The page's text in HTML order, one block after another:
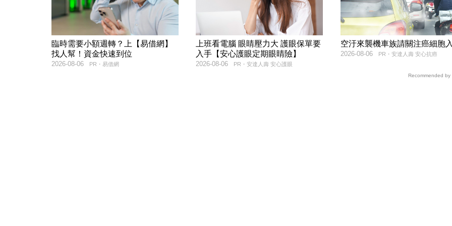
臨時需要小額週轉？上【易借網】
找人幫！資金快速到位
PR・易借網
2026-08-06
上班看電腦 眼睛壓力大 護眼保單要
入手【安心護眼定期眼睛險】
PR・安達人壽 安心護眼
2026-08-06
空汙來襲機車族請關注癌細胞
PR・安達人壽 安心抗癌
2026-08-06
Recommended by